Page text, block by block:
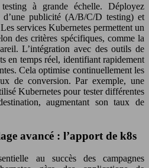
à grande échelle. Déployez
d’une publicité (A/B/C/D testing) et
services Kubernetes permettent un
des critères spécifiques, comme la
L’intégration avec des outils de
en temps réel, identifiant rapidement
Cela optimise continuellement les
de conversion. Par exemple, une
Kubernetes pour tester différentes
augmentant son taux de
avancé : l’apport de k8s
au succès des campagnes